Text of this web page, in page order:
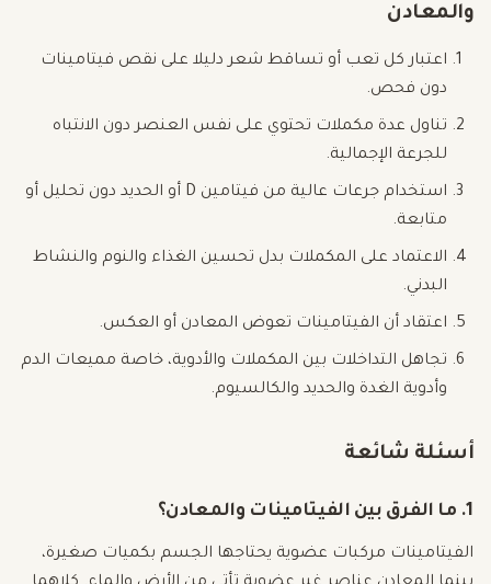
والمعادن
اعتبار كل تعب أو تساقط شعر دليلا على نقص فيتامينات
دون فحص.
تناول عدة مكملات تحتوي على نفس العنصر دون الانتباه
للجرعة الإجمالية.
استخدام جرعات عالية من فيتامين D أو الحديد دون تحليل أو
متابعة.
الاعتماد على المكملات بدل تحسين الغذاء والنوم والنشاط
البدني.
اعتقاد أن الفيتامينات تعوض المعادن أو العكس.
تجاهل التداخلات بين المكملات والأدوية، خاصة مميعات الدم
وأدوية الغدة والحديد والكالسيوم.
أسئلة شائعة
1. ما الفرق بين الفيتامينات والمعادن؟
الفيتامينات مركبات عضوية يحتاجها الجسم بكميات صغيرة،